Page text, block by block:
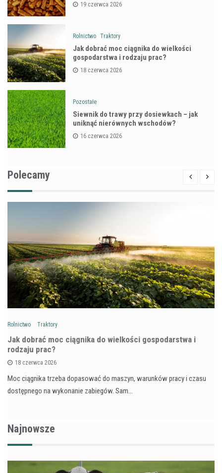
19 czerwca 2026
Rolnictwo Traktory
Jak dobrać moc ciągnika do wielkości
gospodarstwa i rodzaju prac?
18 czerwca 2026
Pozostałe
Siewnik do trawy przy dosiewkach – jak
uniknąć nierównych wschodów?
16 czerwca 2026
Polecamy
Rolnictwo Traktory
Jak dobrać moc ciągnika do wielkości gospodarstwa i
rodzaju prac?
18 czerwca 2026
Moc ciągnika trzeba dopasować do maszyn, warunków pracy i czasu
dostępnego na wykonanie zabiegów. Sam…
Najnowsze